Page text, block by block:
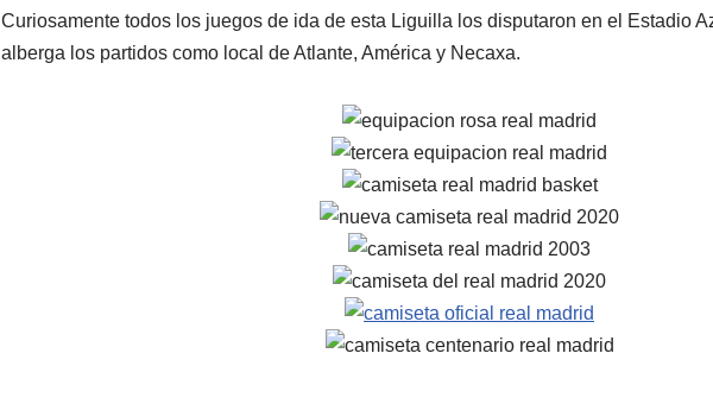
Curiosamente todos los juegos de ida de esta Liguilla los disputaron en el Estadio
alberga los partidos como local de Atlante, América y Necaxa.